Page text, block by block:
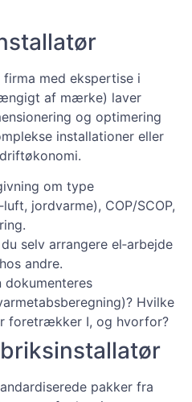
med ekspertise i
af mærke) laver
og optimering
installationer eller
om type
jordvarme), COP/SCOP,
selv arrangere el‑arbejde
andre.
dokumenteres
Hvilke
foretrækker I, og hvorfor?
pakker fra